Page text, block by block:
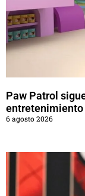
Paw Patrol
6 agosto 2026